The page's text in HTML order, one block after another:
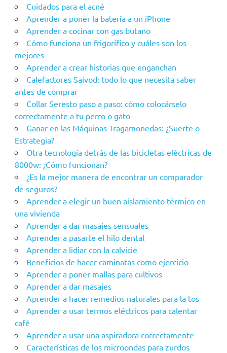
Cuidados para el acné
Aprender a poner la batería a un iPhone
Aprender a cocinar con gas butano
Cómo funciona un frigorífico y cuáles son los
mejores
Aprender a crear historias que enganchan
Calefactores Saivod: todo lo que necesita saber
antes de comprar
Collar Seresto paso a paso: cómo colocárselo
correctamente a tu perro o gato
Ganar en las Máquinas Tragamonedas: ¿Suerte o
Estrategia?
Otra tecnología detrás de las bicicletas eléctricas de
8000w: ¿Cómo funcionan?
¿Es la mejor manera de encontrar un comparador
de seguros?
Aprender a elegir un buen aislamiento térmico en
una vivienda
Aprender a dar masajes sensuales
Aprender a pasarte el hilo dental
Aprender a lidiar con la calvicie
Beneficios de hacer caminatas como ejercicio
Aprender a poner mallas para cultivos
Aprender a dar masajes
Aprender a hacer remedios naturales para la tos
Aprender a usar termos eléctricos para calentar
café
Aprender a usar una aspiradora correctamente
Características de los microondas para zurdos